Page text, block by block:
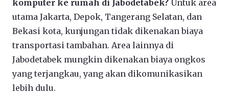
komputer ke rumah di Jabodetabek? Untuk area
utama Jakarta, Depok, Tangerang Selatan, dan
Bekasi kota, kunjungan tidak dikenakan biaya
transportasi tambahan. Area lainnya di
Jabodetabek mungkin dikenakan biaya ongkos
yang terjangkau, yang akan dikomunikasikan
lebih dulu.